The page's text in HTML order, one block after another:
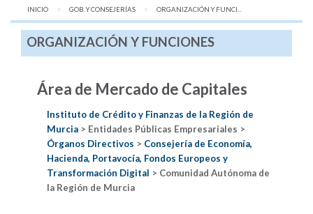
INICIO GOB. Y CONSEJERÍAS AQUÍ:
ORGANIZACIÓN Y FUNCI...
ORGANIZACIÓN Y FUNCIONES
Área de Mercado de Capitales
Instituto de Crédito y Finanzas de la Región de
Murcia> Entidades Públicas Empresariales >
Órganos Directivos > Consejería de Economía,
Hacienda, Portavocía, Fondos Europeos y
Transformación Digital > Comunidad Autónoma de
la Región de Murcia